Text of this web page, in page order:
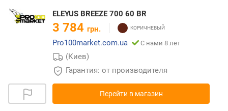
ELEYUS BREEZE 700 60 BR
3 784 грн.
Pro100market.com.ua
С нами 8 лет
(Киев)
Гарантия: от производителя
Перейти в магазин